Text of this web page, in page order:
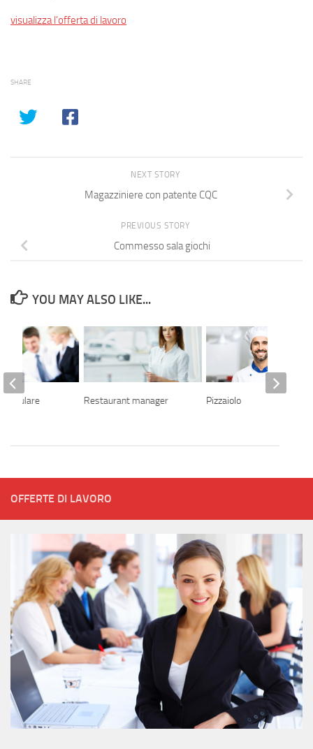
visualizza l’offerta di lavoro
SHARE
NEXT STORY
Magazziniere con patente CQC
PREVIOUS STORY
Commesso sala giochi
YOU MAY ALSO LIKE...
Restaurant manager Pizzaiolo
OFFERTE DI LAVORO